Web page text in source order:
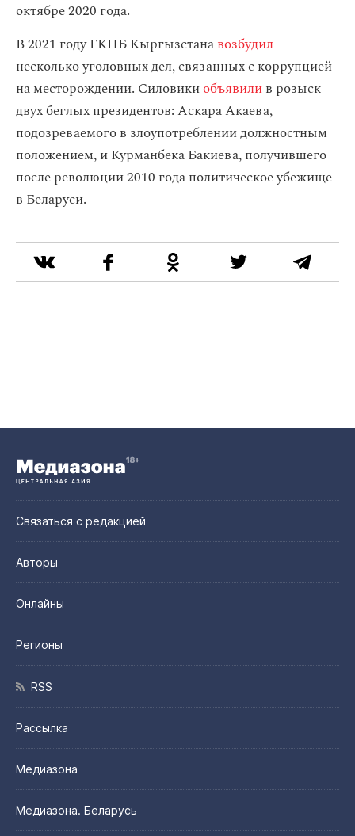
октябре 2020 года.
В 2021 году ГКНБ Кыргызстанавозбудил
несколько уголовных дел, связанных с коррупцией
на месторождении. Силовикиобъявилив розыск
двух беглых президентов: Аскара Акаева,
подозреваемого в злоупотреблении должностным
положением, и Курманбека Бакиева, получившего
после революции 2010 года политическое убежище
в Беларуси.
Связаться с редакцией
Авторы
Онлайны
Регионы
RSS
Рассылка
Медиазона
Медиазона. Беларусь